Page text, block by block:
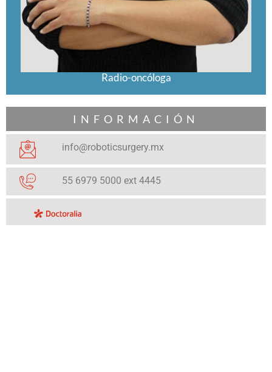
Radio-oncóloga
INFORMACIÓN
info@roboticsurgery.mx
55 6979 5000 ext 4445